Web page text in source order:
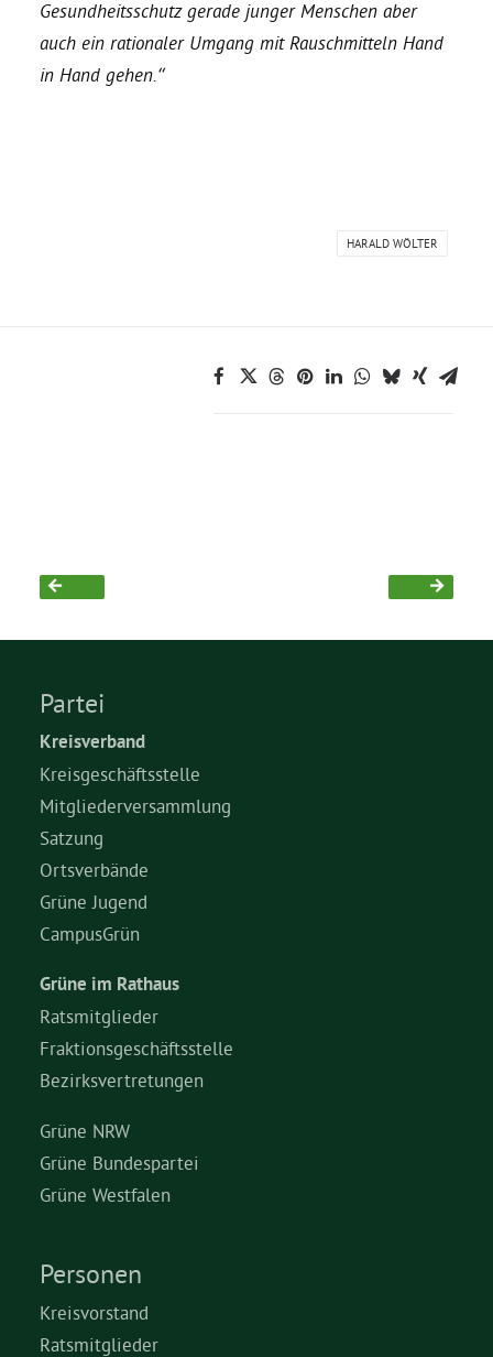
Grüne Jugend
Gesundheitsschutz gerade junger Menschen aber
auch ein rationaler Umgang mit Rauschmitteln Hand
in Hand gehen.“
HARALD WÖLTER
Partei
Kreisverband
Kreisgeschäftsstelle
Mitgliederversammlung
Satzung
Ortsverbände
Grüne Jugend
CampusGrün
Grüne im Rathaus
Ratsmitglieder
Fraktionsgeschäftsstelle
Bezirksvertretungen
Grüne NRW
Grüne Bundespartei
Grüne Westfalen
Personen
Kreisvorstand
Ratsmitglieder